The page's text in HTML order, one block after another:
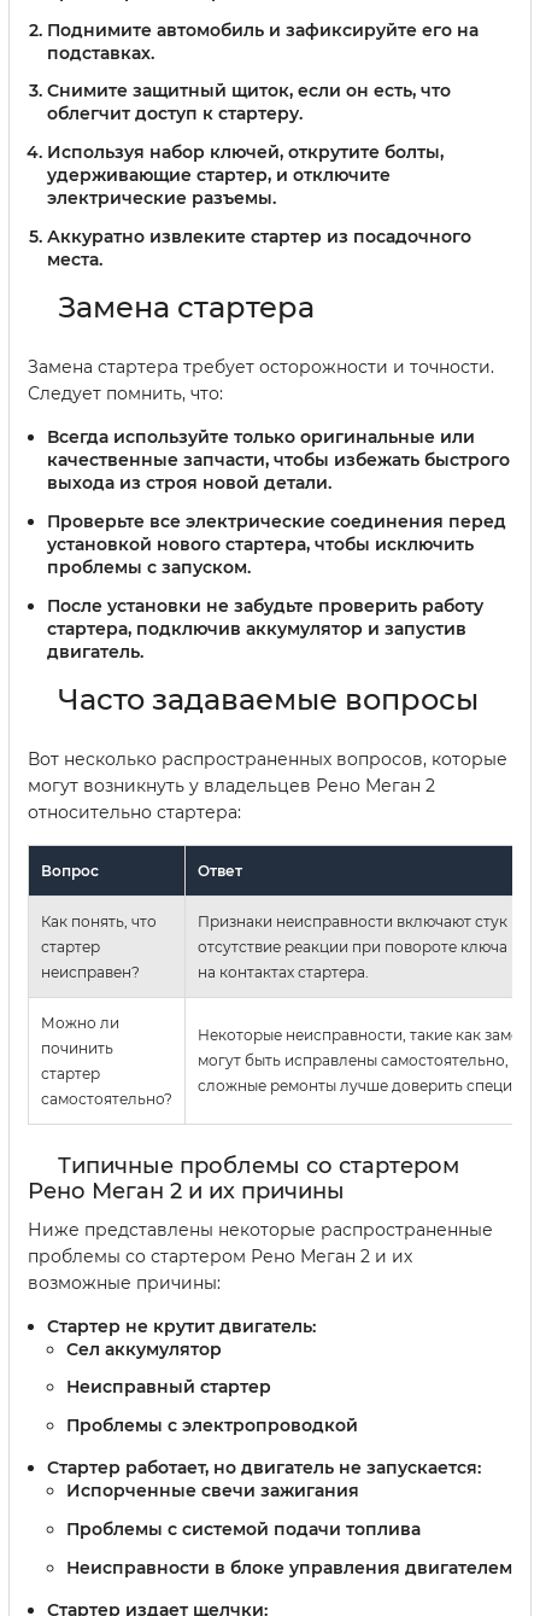
Поднимите автомобиль и зафиксируйте его на
подставках.
Снимите защитный щиток, если он есть, что
облегчит доступ к стартеру.
Используя набор ключей, открутите болты,
удерживающие стартер, и отключите
электрические разъемы.
Аккуратно извлеките стартер из посадочного
места.
Замена стартера
Замена стартера требует осторожности и точности.
Следует помнить, что:
Всегда используйте только оригинальные или
качественные запчасти, чтобы избежать быстрого
выхода из строя новой детали.
Проверьте все электрические соединения перед
установкой нового стартера, чтобы исключить
проблемы с запуском.
После установки не забудьте проверить работу
стартера, подключив аккумулятор и запустив
двигатель.
Часто задаваемые вопросы
Вот несколько распространенных вопросов, которые
могут возникнуть у владельцев Рено Меган 2
относительно стартера:
Вопрос Ответ
Как понять, что
стартер
неисправен?
Признаки неисправности включают стук при
отсутствие реакции при повороте ключа и
на контактах стартера.
Можно ли
починить
стартер
самостоятельно?
Некоторые неисправности, такие как
могут быть исправлены самостоятельно, но
сложные ремонты лучше доверить
Типичные проблемы со стартером
Рено Меган 2 и их причины
Ниже представлены некоторые распространенные
проблемы со стартером Рено Меган 2 и их
возможные причины:
Стартер не крутит двигатель:
Сел аккумулятор
Неисправный стартер
Проблемы с электропроводкой
Стартер работает, но двигатель не запускается:
Испорченные свечи зажигания
Проблемы с системой подачи топлива
Неисправности в блоке управления двигателем
Стартер издает щелчки: